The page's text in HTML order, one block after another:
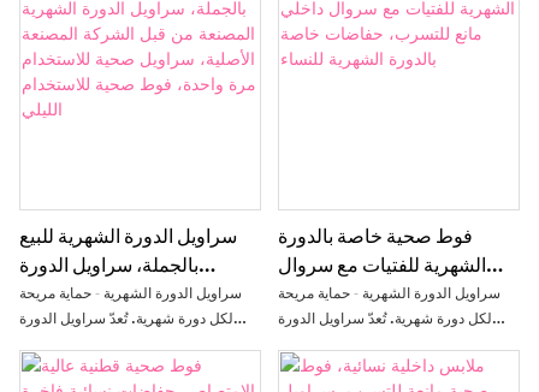
من التسرب وسهولة الاستخدام في
تصميم واحد. صُممت خصيصًا لتلبية
احتياجات النساء خلال فترة الدورة
الشهرية، حيث توفر تغطيةً كاملةً ومقاسًا
من التسرب وسهولة الاستخدام في
تصميم واحد. صُممت خصيصًا لتلبية
احتياجات النساء خلال فترة الدورة
سراويل الدورة الشهرية للبيع
بالجملة، سراويل الدورة
الشهرية المصنعة من قبل
الشركة المصنعة الأصلية،
سراويل صحية للاستخدام مرة
واحدة، فوط صحية للاستخدام
سراويل الدورة الشهرية - حماية مريحة
لكل دورة شهرية. تُعدّ سراويل الدورة
التقليدية، فهي تجمع بين الراحة والحماية
فوط صحية خاصة بالدورة
الشهرية للفتيات مع سروال
داخلي مانع للتسرب، حفاضات
خاصة بالدورة الشهرية للنساء
سراويل الدورة الشهرية - حماية مريحة
لكل دورة شهرية. تُعدّ سراويل الدورة
التقليدية، فهي تجمع بين الراحة والحماية